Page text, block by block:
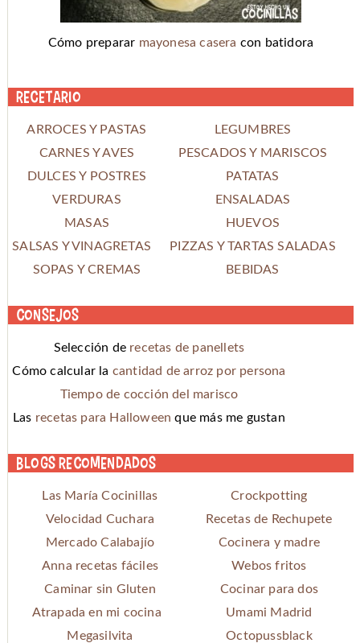
Cómo preparar mayonesa casera con batidora
Recetario
ARROCES Y PASTAS
LEGUMBRES
CARNES Y AVES
PESCADOS Y MARISCOS
DULCES Y POSTRES
PATATAS
VERDURAS
ENSALADAS
MASAS
HUEVOS
SALSAS Y VINAGRETAS
PIZZAS Y TARTAS SALADAS
SOPAS Y CREMAS
BEBIDAS
Consejos
Selección de recetas de panellets
Cómo calcular la cantidad de arroz por persona
Tiempo de cocción del marisco
Las recetas para Halloween que más me gustan
Blogs recomendados
Las María Cocinillas
Crockpotting
Velocidad Cuchara
Recetas de Rechupete
Mercado Calabajío
Cocinera y madre
Anna recetas fáciles
Webos fritos
Caminar sin Gluten
Cocinar para dos
Atrapada en mi cocina
Umami Madrid
Megasilvita
Octopussblack